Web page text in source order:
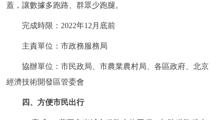
蓋，讓數據多跑路、群眾少跑腿。
完成時限：2022年12月底前
主責單位：市政務服務局
協辦單位：市民政局、市農業農村局、各區政府、北京
經濟技術開發區管委會
四、方便市民出行